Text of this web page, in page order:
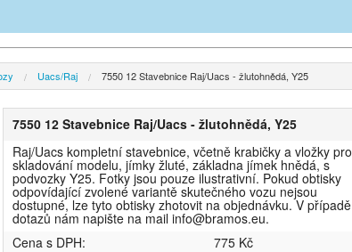
Uacs/Raj 7550 12 Stavebnice Raj/Uacs - žlutohnědá, Y25
7550 12 Stavebnice Raj/Uacs - žlutohnědá, Y25
Raj/Uacs kompletní stavebnice, včetně krabičky a vložky pro
skladování modelu, jímky žluté, základna jímek hnědá, s
podvozky Y25. Fotky jsou pouze ilustrativní. Pokud obtisky
odpovídající zvolené variantě skutečného vozu nejsou
dostupné, lze tyto obtisky zhotovit na objednávku. V případě
dotazů nám napište na mail info@bramos.eu.
Cena s DPH:
775 Kč